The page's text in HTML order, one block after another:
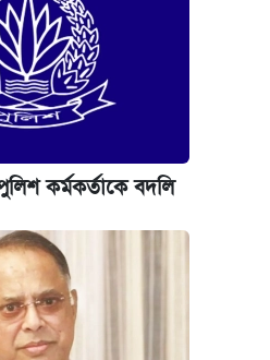
কর্মকর্তাকে বদলি